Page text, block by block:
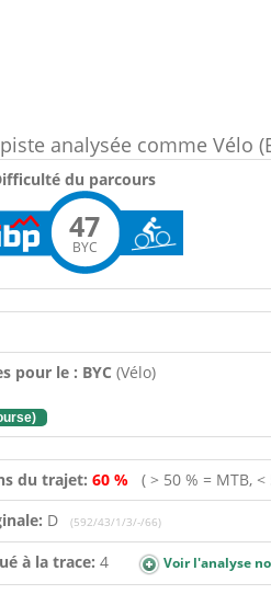
analysée comme Vélo
du parcours
47
BYC
pour le : BYC (Vélo)
du trajet: 60 % ( > 50 % = MTB, <
D (592/43/1/3/-/66)
à la trace: 4 Voir l'analyse